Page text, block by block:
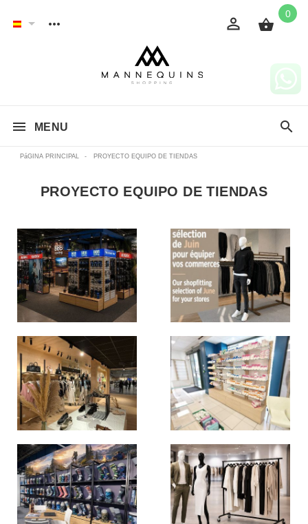
0
MENU
PáGINA PRINCIPAL - PROYECTO EQUIPO DE TIENDAS
PROYECTO EQUIPO DE TIENDAS